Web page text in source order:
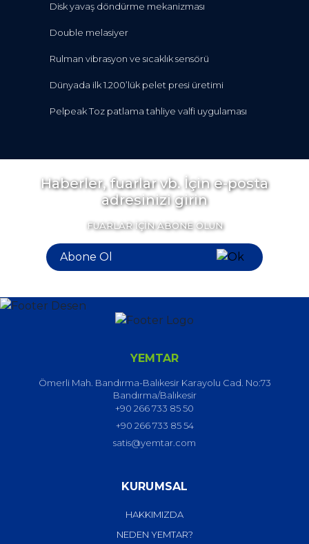
Disk yavaş döndürme mekanizması
Double melasiyer
Rulman vibrasyon ve sıcaklık sensörü
Dünyada ilk 1.200’lük pelet presi üretimi
Pelpeak Toz patlama tahliye valfi uygulaması
Haberler, fuarlar vb. İçin e-posta
adresinizi girin
FUARLAR İÇİN ABONE OLUN
YEMTAR
Ömerli Mah. Bandırma-Balıkesir Karayolu Cad. No:73
Bandırma/Balıkesir
+90 266 733 85 50
+90 266 733 85 54
satis@yemtar.com
KURUMSAL
HAKKIMIZDA
NEDEN YEMTAR?